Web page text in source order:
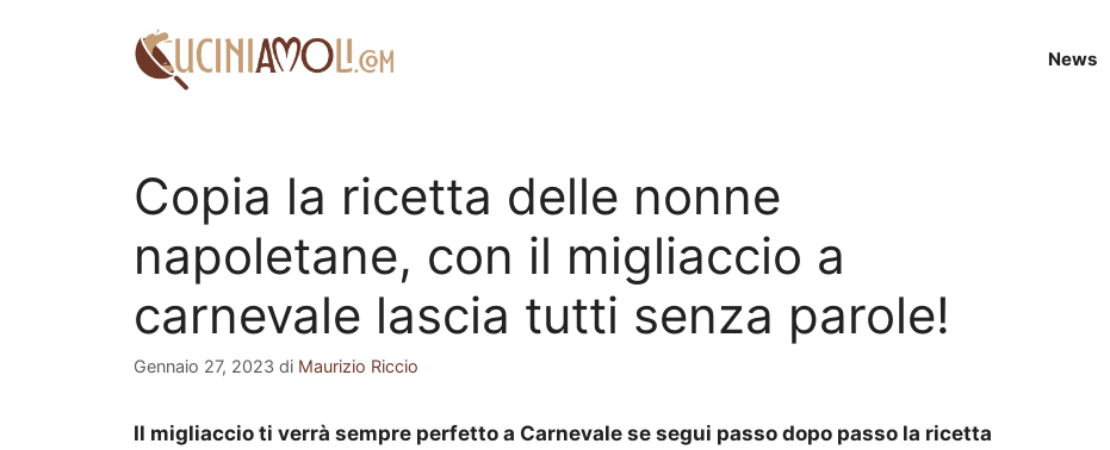
News
Copia la ricetta delle nonne
napoletane, con il migliaccio a
carnevale lascia tutti senza parole!
Gennaio 27, 2023 di Maurizio Riccio
Il migliaccio ti verrà sempre perfetto a Carnevale se segui passo dopo passo la ricetta